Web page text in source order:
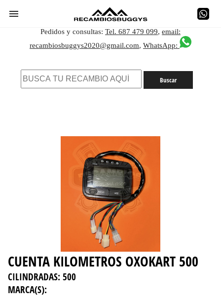
Pedidos y consultas: Tel. 687 479 099, email:
recambiosbuggys2020@gmail.com, WhatsApp:
CUENTA KILOMETROS OXOKART 500
CILINDRADAS: 500
MARCA(S):